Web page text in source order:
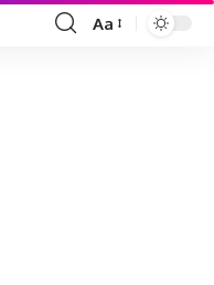
Font
Aa